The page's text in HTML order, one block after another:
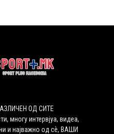
ОД СИТЕ
многу интервјуа, видеа,
и најважно од сѐ, ВАШИ